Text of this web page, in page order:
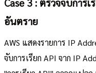
อันตราย
AWS แสดงรายการ IP
จับการเรียก API จาก IP